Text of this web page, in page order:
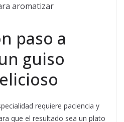
aromatizar
paso a
guiso
requiere paciencia y
que el resultado sea un plato